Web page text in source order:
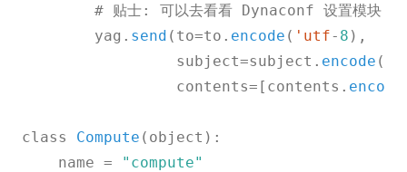
        # 贴士: 可以去看看 Dynaconf 设置模块
        yag.
send (to=to. encode ( 'utf- 8 ),
                 subject=subject.
encode (
                 contents=[contents.
encode
class Compute (object):
    name =
"compute"